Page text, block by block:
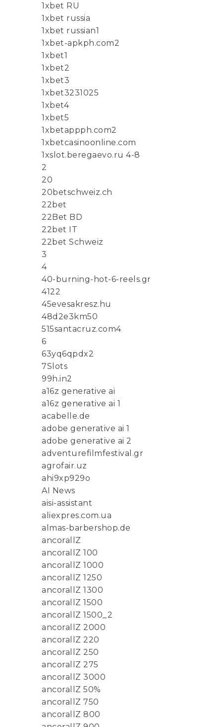
1xbet RU
1xbet russia
1xbet russian1
1xbet-apkph.com2
1xbet1
1xbet2
1xbet3
1xbet3231025
1xbet4
1xbet5
1xbetappph.com2
1xbetcasinoonline.com
1xslot.beregaevo.ru 4-8
2
20
20betschweiz.ch
22bet
22Bet BD
22bet IT
22bet Schweiz
3
4
40-burning-hot-6-reels.gr
4122
45evesakresz.hu
48d2e3km50
515santacruz.com4
6
63yq6qpdx2
7Slots
99h.in2
a16z generative ai
a16z generative ai 1
acabelle.de
adobe generative ai 1
adobe generative ai 2
adventurefilmfestival.gr
agrofair.uz
ahi9xp929o
AI News
aisi-assistant
aliexpres.com.ua
almas-barbershop.de
ancorallZ
ancorallZ 100
ancorallZ 1000
ancorallZ 1250
ancorallZ 1300
ancorallZ 1500
ancorallZ 1500_2
ancorallZ 2000
ancorallZ 220
ancorallZ 250
ancorallZ 275
ancorallZ 3000
ancorallZ 50%
ancorallZ 750
ancorallZ 800